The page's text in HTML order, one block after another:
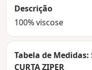
Descrição
100% viscose
Tabela de Medidas:
CURTA ZIPER